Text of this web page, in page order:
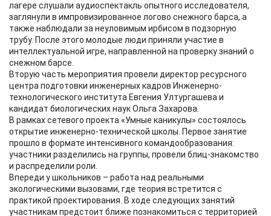
лагере слушали аудиоспектакль опытного исследователя,
заглянули в импровизированное логово снежного барса, а
также наблюдали за неуловимым ирбисом в подзорную
трубу. После этого молодые люди приняли участие в
интеллектуальной игре, направленной на проверку знаний о
снежном барсе.
Вторую часть мероприятия провели директор ресурсного
центра подготовки инженерных кадров Инженерно-
технологического института Евгения Ултургашева и
кандидат биологических наук Ольга Захарова.
В рамках сетевого проекта «Умные каникулы» состоялось
открытие инженерно-технической школы. Первое занятие
прошло в формате интенсивного командообразования:
участники разделились на группы, провели блиц-знакомство
и распределили роли.
Впереди у школьников – работа над реальными
экологическими вызовами, где теория встретится с
практикой проектирования. В ходе следующих занятий
участникам предстоит ближе познакомиться с территорией